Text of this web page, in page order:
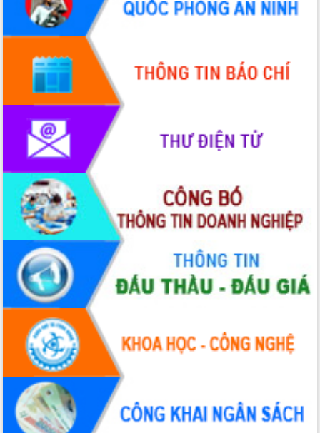
UBND tỉnh họp báo định kỳ tháng 4
năm 2026
Hội thảo khoa học “Giải pháp thúc đẩy
phát triển nền kinh tế xanh tại tỉnh
Đắk Lắk”
Tăng cường giám sát, đôn đốc thực
hiện nhiệm vụ quản lý tài sản công
Tháo gỡ những vướng mắc, đẩy mạnh
công tác cải cách thủ tục hành chính
tại Trung tâm Phục vụ hành chính
công tỉnh
Đắk Lắk: Tôn vinh 46 giải pháp tại Hội
thi Sáng tạo Kỹ thuật 2024 - 2025
Đắk Lắk rà soát, điều chỉnh Đề án 190
về phát triển nuôi trồng thủy sản
Phó Chủ tịch UBND tỉnh Đắk Lắk
Trương Công Thái kiểm tra thực địa
Dự án cao tốc Khánh Hòa - Buôn Ma
Thuột
Định vị cà phê Việt Nam như một “di
sản sống” trong dòng chảy toàn cầu
Xây dựng nông thôn mới: Nâng cao đời
sống người dân từ những mô hình thiết
thực
Quyết liệt tháo gỡ vướng mắc, đẩy
nhanh tiến độ các dự án trọng điểm
trong Khu kinh tế Nam Phú Yên